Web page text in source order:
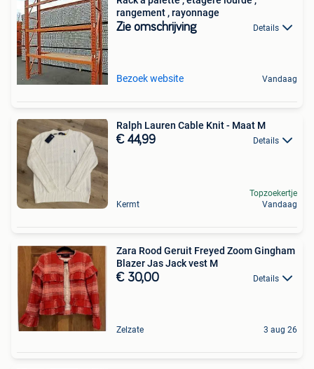
rangement , rayonnage
Zie omschrijving Details
Bezoek website Vandaag
Ralph Lauren Cable Knit - Maat M
€ 44,99 Details
Kermt
Topzoekertje
Vandaag
Zara Rood Geruit Freyed Zoom Gingham
Blazer Jas Jack vest M
€ 30,00 Details
Zelzate 3 aug 26